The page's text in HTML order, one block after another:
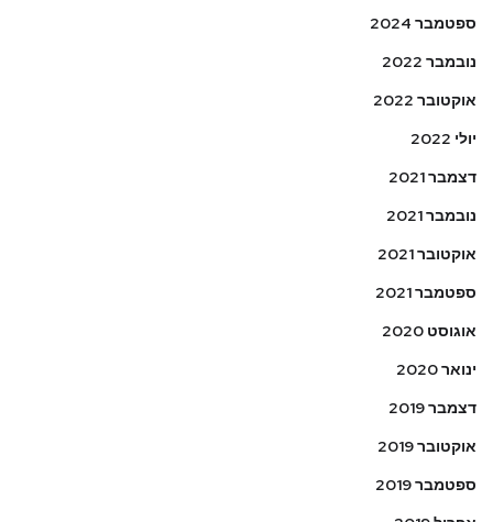
ספטמבר 2024
נובמבר 2022
אוקטובר 2022
יולי 2022
דצמבר 2021
נובמבר 2021
אוקטובר 2021
ספטמבר 2021
אוגוסט 2020
ינואר 2020
דצמבר 2019
אוקטובר 2019
ספטמבר 2019